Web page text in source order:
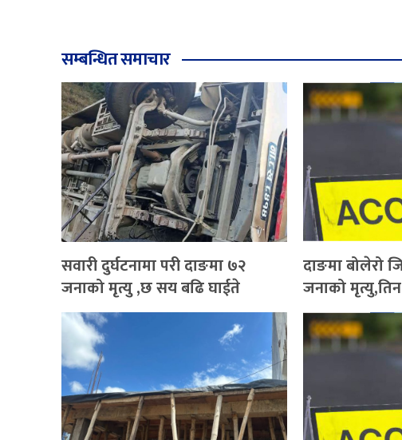
सम्बन्धित समाचार
सवारी दुर्घटनामा परी दाङमा ७२
जनाको मृत्यु ,छ सय बढि घाईते
दाङमा बोलेरो
जनाको